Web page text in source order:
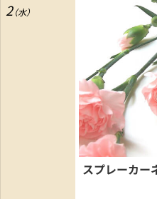
2
スプレーカー